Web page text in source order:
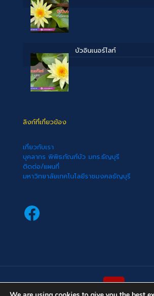
บัวอินเนอร์ไลท์
ลิงก์ที่เกี่ยวข้อง
เกี่ยวกับเรา
บุคลากร พิพิธภัณฑ์บัว มทร.ธัญบุรี
ติดต่อ/แผนที่
มหาวิทยาลัยเทคโนโลยีราชมงคลธัญบุรี
Facebook